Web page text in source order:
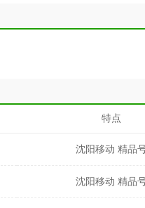
特点
沈阳移动 精品
沈阳移动 精品